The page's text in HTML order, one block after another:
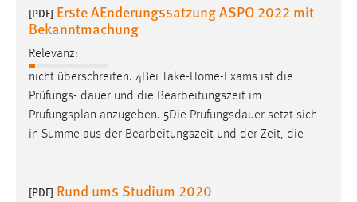
[PDF] Erste AEnderungssatzung ASPO 2022 mit
Bekanntmachung
Relevanz:
nicht überschreiten. 4Bei Take-Home-Exams ist die
Prüfungs- dauer und die Bearbeitungszeit im
Prüfungsplan anzugeben. 5Die Prüfungsdauer setzt sich
in Summe aus der Bearbeitungszeit und der Zeit, die
[PDF] Rund ums Studium 2020